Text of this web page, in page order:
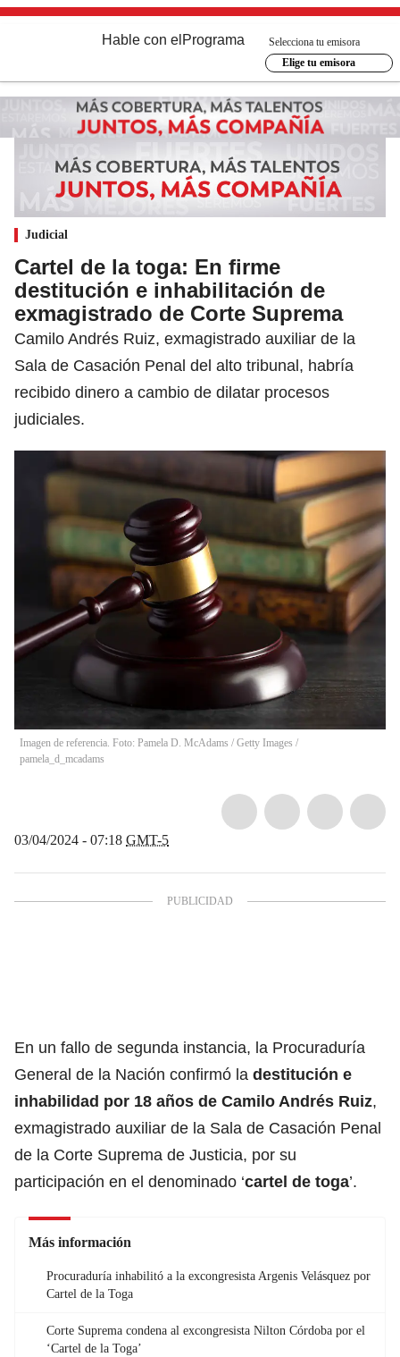
Hable con el Programa
Selecciona tu emisora
Elige tu emisora
Judicial
Cartel de la toga: En firme
destitución e inhabilitación de
exmagistrado de Corte Suprema
Camilo Andrés Ruiz, exmagistrado auxiliar de la
Sala de Casación Penal del alto tribunal, habría
recibido dinero a cambio de dilatar procesos
judiciales.
Imagen de referencia. Foto: Pamela D. McAdams / Getty Images /
pamela_d_mcadams
03/04/2024 - 07:18 GMT-5
En un fallo de segunda instancia, la Procuraduría
General de la Nación confirmó la destitución e
inhabilidad por 18 años de Camilo Andrés Ruiz,
exmagistrado auxiliar de la Sala de Casación Penal
de la Corte Suprema de Justicia, por su
participación en el denominado ‘cartel de toga’.
Más información
Procuraduría inhabilitó a la excongresista Argenis Velásquez por
Cartel de la Toga
Corte Suprema condena al excongresista Nilton Córdoba por el
‘Cartel de la Toga’